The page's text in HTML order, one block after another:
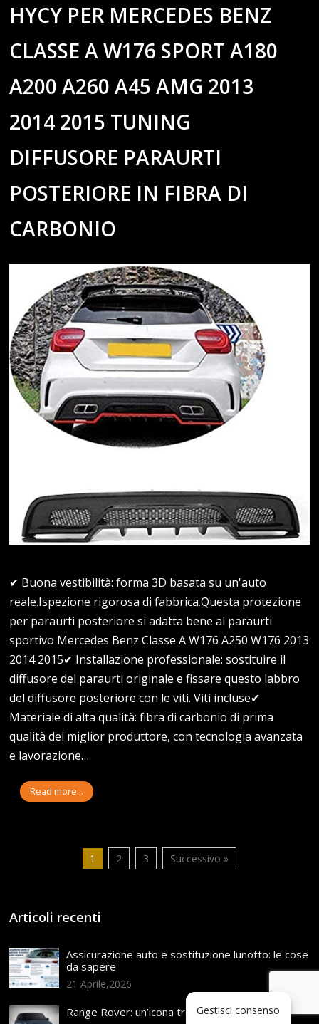
HYCY PER MERCEDES BENZ
CLASSE A W176 SPORT A180
A200 A260 A45 AMG 2013
2014 2015 TUNING
DIFFUSORE PARAURTI
POSTERIORE IN FIBRA DI
CARBONIO
✔ Buona vestibilità: forma 3D basata su un'auto
reale.Ispezione rigorosa di fabbrica.Questa protezione
per paraurti posteriore si adatta bene al paraurti
sportivo Mercedes Benz Classe A W176 A250 W176 2013
2014 2015✔ Installazione professionale: sostituire il
diffusore del paraurti originale e fissare questo labbro
del diffusore posteriore con le viti. Viti incluse✔
Materiale di alta qualità: fibra di carbonio di prima
qualità del miglior produttore, con tecnologia avanzata
e lavorazione…
Read more...
1 2 3 Successivo »
Articoli recenti
Assicurazione auto e sostituzione lunotto: le cose
da sapere
21 Aprile,2026
Range Rover: un’icona tra i luxury SUV
Gestisci consenso